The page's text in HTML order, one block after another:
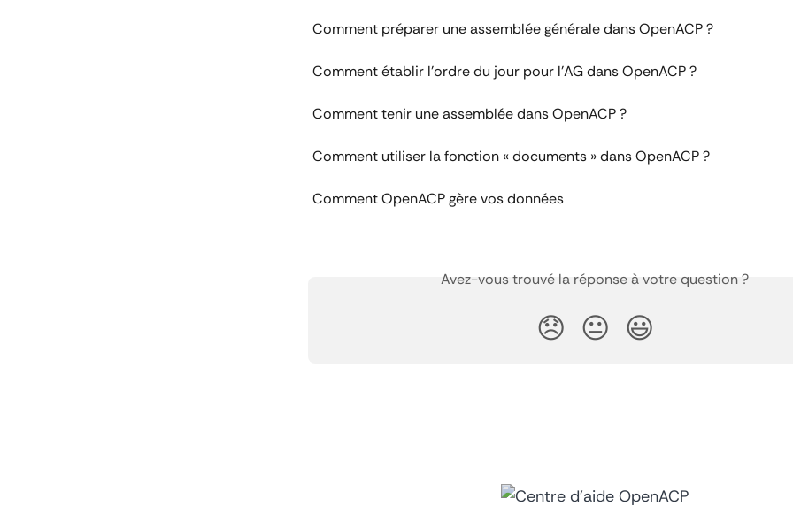
Comment préparer une assemblée générale dans OpenACP ?
Comment établir l'ordre du jour pour l'AG dans OpenACP ?
Comment tenir une assemblée dans OpenACP ?
Comment utiliser la fonction « documents » dans OpenACP ?
Comment OpenACP gère vos données
Avez-vous trouvé la réponse à votre question ?
😞 😐 😃